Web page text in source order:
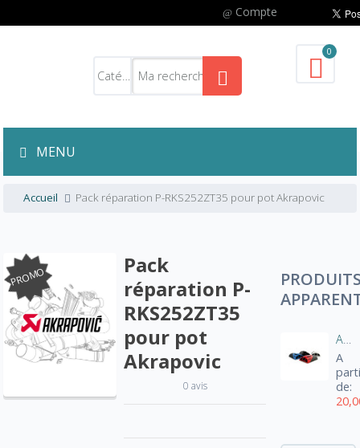
Compte
0
MENU
Accueil Pack réparation P-RKS252ZT35 pour pot Akrapovic
PROMO
Pack
réparation P-
RKS252ZT35
pour pot
Akrapovic
0 avis
Aération manche blouson moto
A
de: